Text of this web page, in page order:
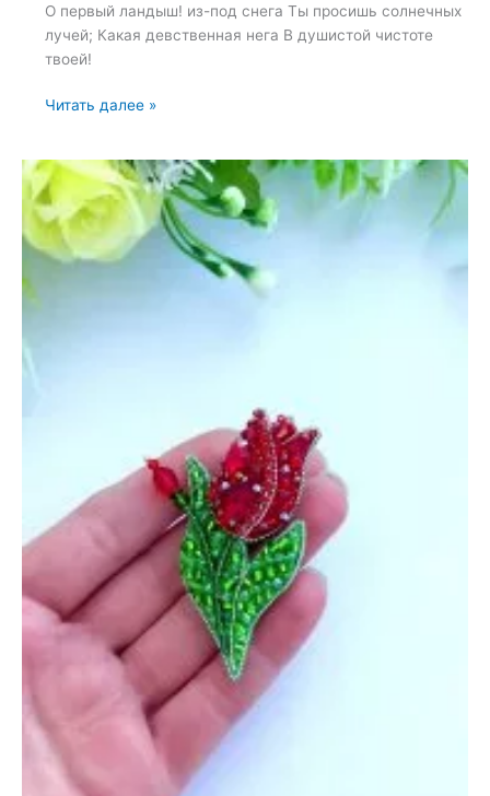
О первый ландыш! из-под снега Ты просишь солнечных
лучей; Какая девственная нега В душистой чистоте
твоей!
Брошь
4
февраля
2023
Читать далее »